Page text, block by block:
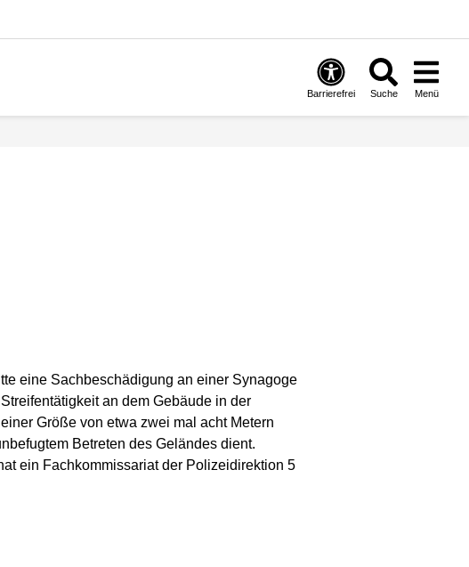
Barrierefrei Suche Menü
eine Sachbeschädigung an einer Synagoge
an dem Gebäude in der
Größe von etwa zwei mal acht Metern
Betreten des Geländes dient.
ein Fachkommissariat der Polizeidirektion 5